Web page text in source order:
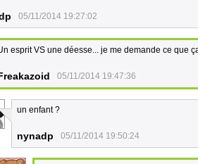
05/11/2014 19:27:02
esprit VS une déesse... je me demande ce que
05/11/2014 19:47:36
un enfant ?
nynadp 05/11/2014 19:50:24